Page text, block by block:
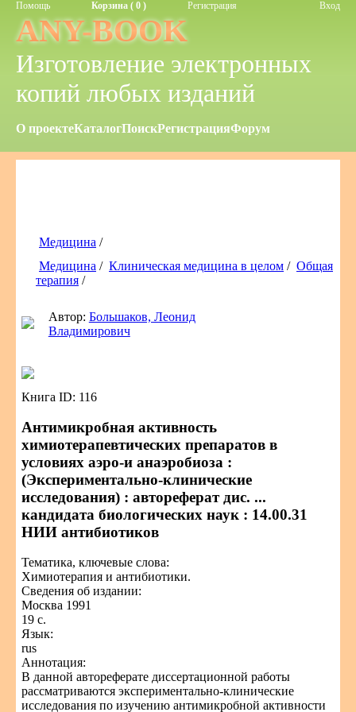
Помощь Корзина ( 0 ) Регистрация Вход
ANY-BOOK
Изготовление электронных
копий любых изданий
О проектеКаталогПоискРегистрацияФорум
Медицина /
Медицина / Клиническая медицина в целом / Общая
терапия /
Автор: Большаков, Леонид
Владимирович
Книга ID: 116
Антимикробная активность
химиотерапевтических препаратов в
условиях аэро-и анаэробиоза :
(Экспериментально-клинические
исследования) : автореферат дис. ...
кандидата биологических наук : 14.00.31
НИИ антибиотиков
Тематика, ключевые слова:
Химиотерапия и антибиотики.
Сведения об издании:
Москва 1991
19 с.
Язык:
rus
Аннотация:
В данной автореферате диссертационной работы
рассматриваются экспериментально-клинические
исследования по изучению антимикробной активности